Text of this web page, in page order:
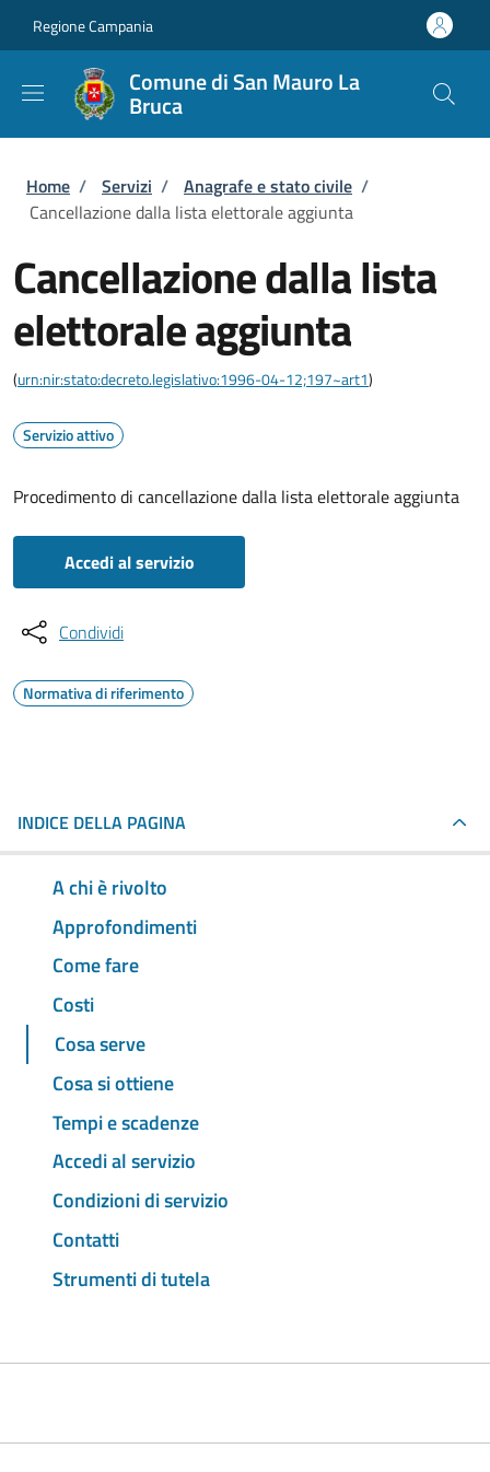
Regione Campania
Comune di San Mauro La
Bruca
Briciole di pane
Home / Servizi / Anagrafe e stato civile /
Cancellazione dalla lista elettorale aggiunta
Cancellazione dalla lista
elettorale aggiunta
(urn:nir:stato:decreto.legislativo:1996-04-12;197~art1)
Servizio attivo
Procedimento di cancellazione dalla lista elettorale aggiunta
Accedi al servizio
Condividi
Normativa di riferimento
INDICE DELLA PAGINA
A chi è rivolto
Approfondimenti
Come fare
Costi
Cosa serve
Cosa si ottiene
Tempi e scadenze
Accedi al servizio
Condizioni di servizio
Contatti
Strumenti di tutela